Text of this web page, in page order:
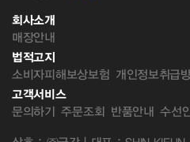
회사소개
매장안내
법적고지
소비자피해보상보험 개인정보취급
고객서비스
문의하기 주문조회 반품안내 수선